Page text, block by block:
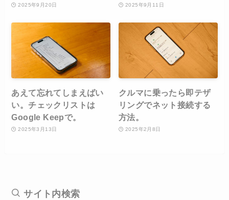
2025年9月20日 2025年9月11日
あえて忘れてしまえばい
い。チェックリストは
Google Keepで。
2025年3月13日
クルマに乗ったら即テザ
リングでネット接続する
方法。
2025年2月8日
サイト内検索